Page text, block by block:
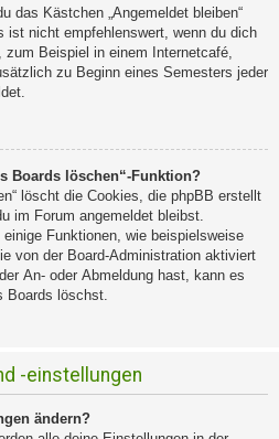
das Kästchen „Angemeldet bleiben“
ist nicht empfehlenswert, wenn du dich
Beispiel in einem Internetcafé,
zu Beginn eines Semesters jeder
Boards löschen“-Funktion?
löscht die Cookies, die phpBB erstellt
im Forum angemeldet bleibst.
Funktionen, wie beispielsweise
von der Board-Administration aktiviert
An- oder Abmeldung hast, kann es
Boards löschst.
-einstellungen
ändern?